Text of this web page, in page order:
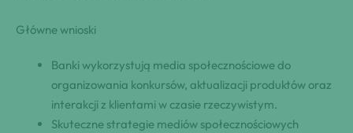
Główne wnioski
Banki wykorzystują media społecznościowe do
organizowania konkursów, aktualizacji produktów oraz
interakcji z klientami w czasie rzeczywistym.
Skuteczne strategie mediów społecznościowych